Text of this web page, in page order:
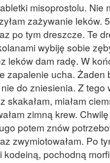
misoprostolu. Nie
zażywanie leków.
po tym dreszcze. Te
wybiję sobie
leków dam radę. W
zapalenie ucha. Żaden
do zniesienia. Z
skakałam, miałam
zimną krew.
potem znów
zwymiotowałam. Po
pochodną